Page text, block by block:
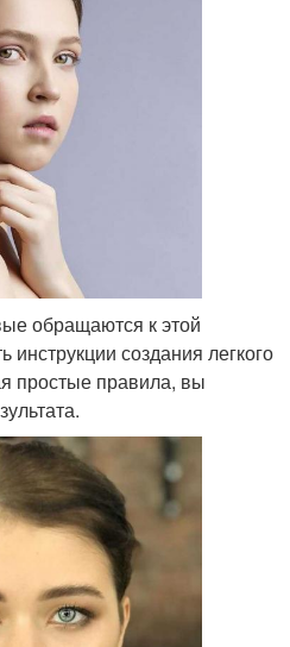
обращаются к этой
инструкции создания легкого
простые правила, вы